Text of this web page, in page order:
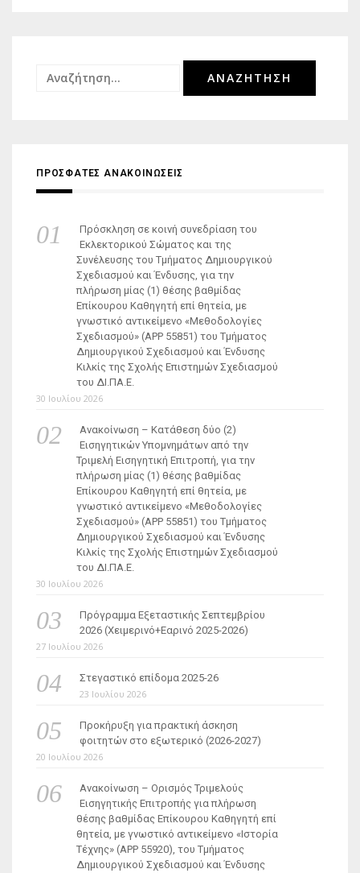
Αναζήτηση
ΠΡΟΣΦΑΤΕΣ ΑΝΑΚΟΙΝΩΣΕΙΣ
Πρόσκληση σε κοινή συνεδρίαση του
Εκλεκτορικού Σώματος και της
Συνέλευσης του Τμήματος Δημιουργικού
Σχεδιασμού και Ένδυσης, για την
πλήρωση μίας (1) θέσης βαθμίδας
Επίκουρου Καθηγητή επί θητεία, με
γνωστικό αντικείμενο «Μεθοδολογίες
Σχεδιασμού» (ΑΡΡ 55851) του Τμήματος
Δημιουργικού Σχεδιασμού και Ένδυσης
Κιλκίς της Σχολής Επιστημών Σχεδιασμού
του ΔΙ.ΠΑ.Ε.
30 Ιουλίου 2026
Ανακοίνωση – Κατάθεση δύο (2)
Εισηγητικών Υπομνημάτων από την
Τριμελή Εισηγητική Επιτροπή, για την
πλήρωση μίας (1) θέσης βαθμίδας
Επίκουρου Καθηγητή επί θητεία, με
γνωστικό αντικείμενο «Μεθοδολογίες
Σχεδιασμού» (ΑΡΡ 55851) του Τμήματος
Δημιουργικού Σχεδιασμού και Ένδυσης
Κιλκίς της Σχολής Επιστημών Σχεδιασμού
του ΔΙ.ΠΑ.Ε.
30 Ιουλίου 2026
Πρόγραμμα Εξεταστικής Σεπτεμβρίου
2026 (Χειμερινό+Εαρινό 2025-2026)
27 Ιουλίου 2026
Στεγαστικό επίδομα 2025-26
23 Ιουλίου 2026
Προκήρυξη για πρακτική άσκηση
φοιτητών στο εξωτερικό (2026-2027)
20 Ιουλίου 2026
Ανακοίνωση – Ορισμός Τριμελούς
Εισηγητικής Επιτροπής για πλήρωση
θέσης βαθμίδας Επίκουρου Καθηγητή επί
θητεία, με γνωστικό αντικείμενο «Ιστορία
Τέχνης» (ΑΡΡ 55920), του Τμήματος
Δημιουργικού Σχεδιασμού και Ένδυσης